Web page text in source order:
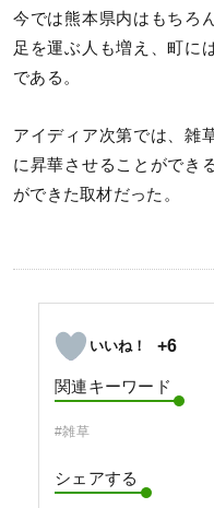
今では熊本県内はもちろ
足を運ぶ人も増え、町に
である。
アイディア次第では、雑
に昇華させることができ
ができた取材だった。
+6
関連キーワード
#雑草
シェアする